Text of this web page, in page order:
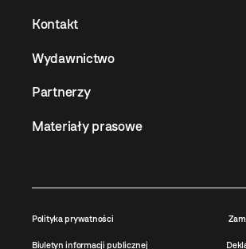
Kontakt
Wydawnictwo
Partnerzy
Materiały prasowe
Polityka prywatności
Biuletyn informacji publicznej